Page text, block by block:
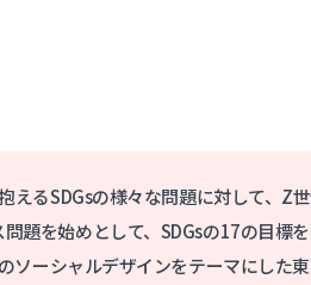
えるSDGsの様々な問題に対して、Z
題を始めとして、SDGsの17の目標を
ーシャルデザインをテーマにした